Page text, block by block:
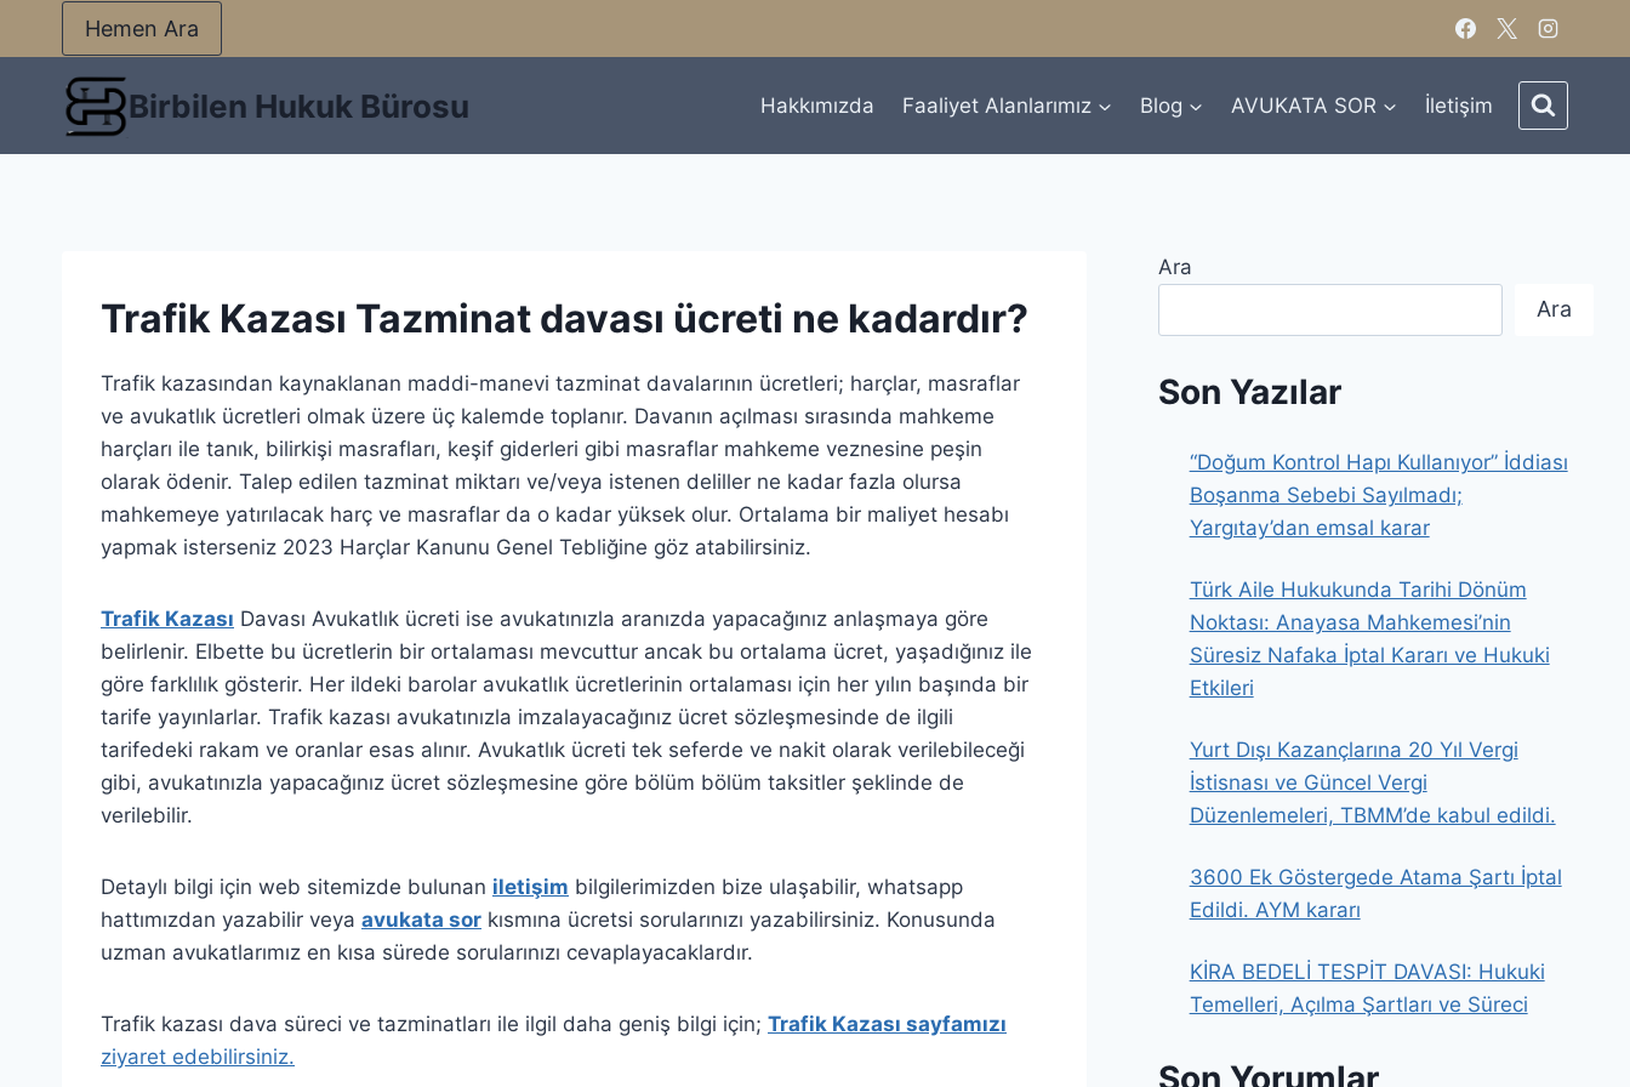
Hemen Ara
Birbilen Hukuk Bürosu Hakkımızda Faaliyet Alanlarımız Blog AVUKATA SOR İletişim
Trafik Kazası Tazminat davası ücreti ne kadardır?
Trafik kazasından kaynaklanan maddi-manevi tazminat davalarının ücretleri; harçlar, masraflar
ve avukatlık ücretleri olmak üzere üç kalemde toplanır. Davanın açılması sırasında mahkeme
harçları ile tanık, bilirkişi masrafları, keşif giderleri gibi masraflar mahkeme veznesine peşin
olarak ödenir. Talep edilen tazminat miktarı ve/veya istenen deliller ne kadar fazla olursa
mahkemeye yatırılacak harç ve masraflar da o kadar yüksek olur. Ortalama bir maliyet hesabı
yapmak isterseniz 2023 Harçlar Kanunu Genel Tebliğine göz atabilirsiniz.
Trafik Kazası Davası Avukatlık ücreti ise avukatınızla aranızda yapacağınız anlaşmaya göre
belirlenir. Elbette bu ücretlerin bir ortalaması mevcuttur ancak bu ortalama ücret, yaşadığınız ile
göre farklılık gösterir. Her ildeki barolar avukatlık ücretlerinin ortalaması için her yılın başında bir
tarife yayınlarlar. Trafik kazası avukatınızla imzalayacağınız ücret sözleşmesinde de ilgili
tarifedeki rakam ve oranlar esas alınır. Avukatlık ücreti tek seferde ve nakit olarak verilebileceği
gibi, avukatınızla yapacağınız ücret sözleşmesine göre bölüm bölüm taksitler şeklinde de
verilebilir.
Detaylı bilgi için web sitemizde bulunan iletişim bilgilerimizden bize ulaşabilir, whatsapp
hattımızdan yazabilir veya avukata sor kısmına ücretsi sorularınızı yazabilirsiniz. Konusunda
uzman avukatlarımız en kısa sürede sorularınızı cevaplayacaklardır.
Trafik kazası dava süreci ve tazminatları ile ilgil daha geniş bilgi için; Trafik Kazası sayfamızı
ziyaret edebilirsiniz.
Ara
Ara
Son Yazılar
“Doğum Kontrol Hapı Kullanıyor” İddiası
Boşanma Sebebi Sayılmadı;
Yargıtay’dan emsal karar
Türk Aile Hukukunda Tarihi Dönüm
Noktası: Anayasa Mahkemesi’nin
Süresiz Nafaka İptal Kararı ve Hukuki
Etkileri
Yurt Dışı Kazançlarına 20 Yıl Vergi
İstisnası ve Güncel Vergi
Düzenlemeleri, TBMM’de kabul edildi.
3600 Ek Göstergede Atama Şartı İptal
Edildi. AYM kararı
KİRA BEDELİ TESPİT DAVASI: Hukuki
Temelleri, Açılma Şartları ve Süreci
Son Yorumlar